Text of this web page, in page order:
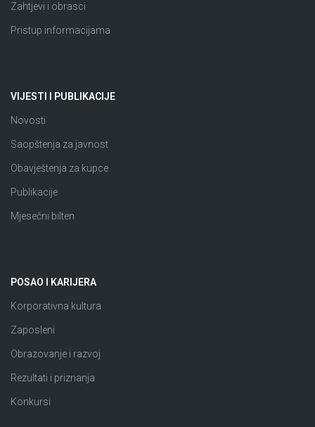
Zahtjevi i obrasci
Pristup informacijama
VIJESTI I PUBLIKACIJE
Novosti
Saopštenja za javnost
Obavještenja za kupce
Publikacije
Mjesečni bilten
POSAO I KARIJERA
Korporativna kultura
Zaposleni
Obrazovanje i razvoj
Rezultati i priznanja
Konkursi